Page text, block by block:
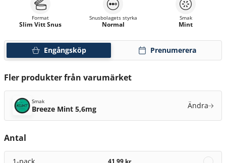
Engångsköp Prenumerera
Format
Slim Vitt Snus
Snusbolagets styrka
Normal
Smak
Mint
Fler produkter från varumärket
Smak
Breeze Mint 5,6mg Ändra
Antal
41,99 kr